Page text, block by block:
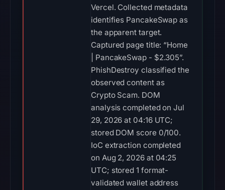
Vercel. Collected metadata
identifies PancakeSwap as
the apparent target.
Captured page title: “Home
| PancakeSwap - $2.305”.
PhishDestroy classified the
observed content as
Crypto Scam. DOM
analysis completed on Jul
29, 2026 at 04:16 UTC;
stored DOM score 0/100.
IoC extraction completed
on Aug 2, 2026 at 04:25
UTC; stored 1 format-
validated wallet address